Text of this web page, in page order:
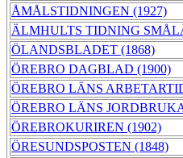
ÅMÅLSTIDNINGEN (1927)
ÄLMHULTS TIDNING
ÖLANDSBLADET (1868)
ÖREBRO DAGBLAD (1900)
ÖREBRO LÄNS
ÖREBRO LÄNS
ÖREBROKURIREN (1902)
ÖRESUNDSPOSTEN (1848)